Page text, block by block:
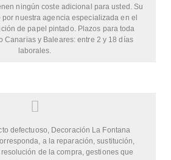
ningún coste adicional para usted. Su
nuestra agencia especializada en el
de papel pintado. Plazos para toda
Canarias y Baleares: entre 2 y 18 días
laborales.
defectuoso, Decoración La Fontana
a la reparación, sustitución,
de la compra, gestiones que